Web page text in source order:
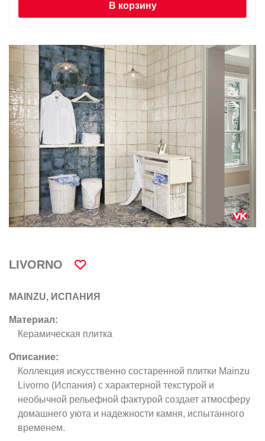
LIVORNO
MAINZU, ИСПАНИЯ
Материал:
Керамическая плитка
Описание:
Коллекция искусственно состаренной плитки Mainzu
Livorno (Испания) с характерной текстурой и
необычной рельефной фактурой создает атмосферу
домашнего уюта и надежности камня, испытанного
временем.
В корзину